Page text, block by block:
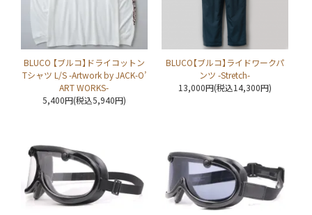
BLUCO 【ブルコ】ドライコットン
Tシャツ L/S -Artwork by JACK-O’
ART WORKS-
5,400円(税込5,940円)
BLUCO【ブルコ】ライドワークパ
ンツ -Stretch-
13,000円(税込14,300円)